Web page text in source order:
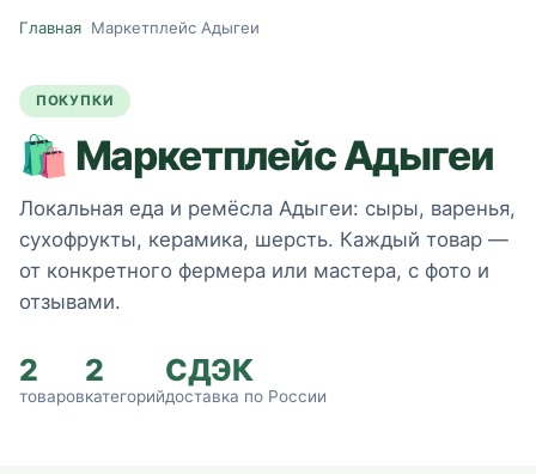
Главная ·Маркетплейс Адыгеи
ПОКУПКИ
🛍️ Маркетплейс Адыгеи
Локальная еда и ремёсла Адыгеи: сыры, варенья,
сухофрукты, керамика, шерсть. Каждый товар —
от конкретного фермера или мастера, с фото и
отзывами.
2
товаров
2
категорий
СДЭК
доставка по России